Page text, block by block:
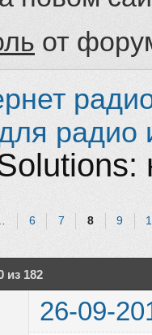
от
радио
6 7 8 9
из 182
26-09-